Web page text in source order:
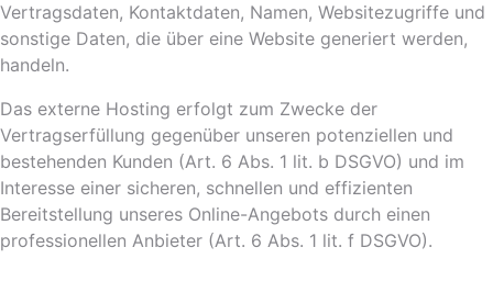
Vertragsdaten, Kontaktdaten, Namen, Websitezugriffe und
sonstige Daten, die über eine Website generiert werden,
handeln.
Das externe Hosting erfolgt zum Zwecke der
Vertragserfüllung gegenüber unseren potenziellen und
bestehenden Kunden (Art. 6 Abs. 1 lit. b DSGVO) und im
Interesse einer sicheren, schnellen und effizienten
Bereitstellung unseres Online-Angebots durch einen
professionellen Anbieter (Art. 6 Abs. 1 lit. f DSGVO).